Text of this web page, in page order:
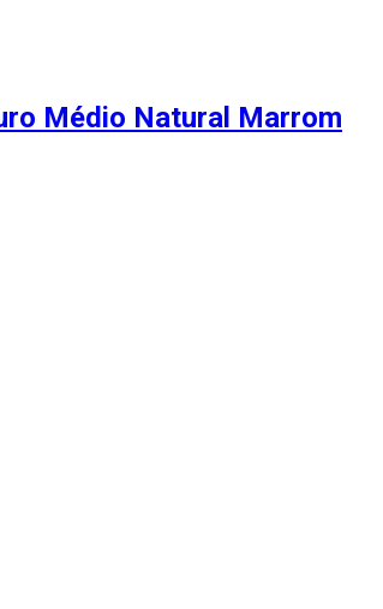
Médio Natural Marrom